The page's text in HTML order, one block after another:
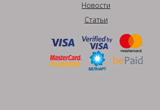
Новости
Статьи